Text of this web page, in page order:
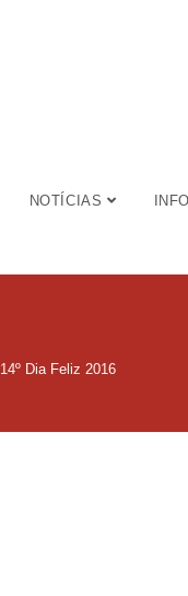
NOTÍCIAS
14º Dia Feliz 2016